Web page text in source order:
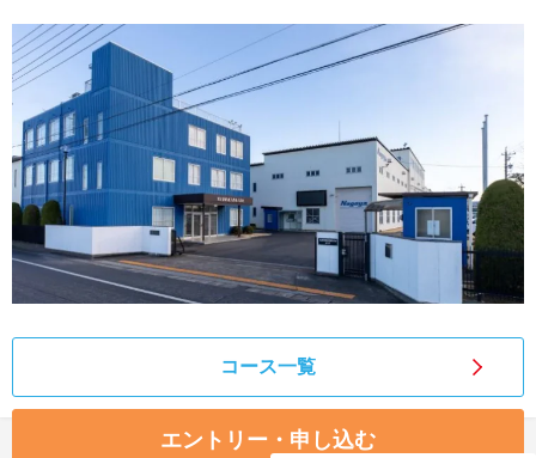
コース一覧
エントリー・申し込む